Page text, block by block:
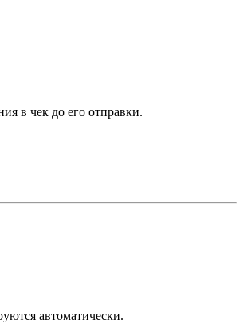
в чек до его отправки.
автоматически.